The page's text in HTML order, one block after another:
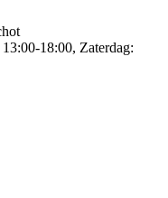
18:00, Zaterdag: